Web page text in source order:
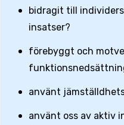
bidragit till
insatser?
förebyggt och
använt
använt oss av aktiv